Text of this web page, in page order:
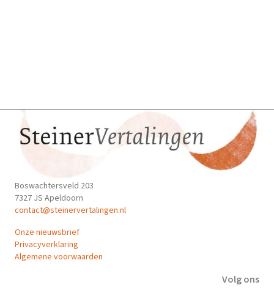
Boswachtersveld 203
7327 JS Apeldoorn
contact@steinervertalingen.nl
Onze nieuwsbrief
Privacyverklaring
Algemene voorwaarden
Volg ons